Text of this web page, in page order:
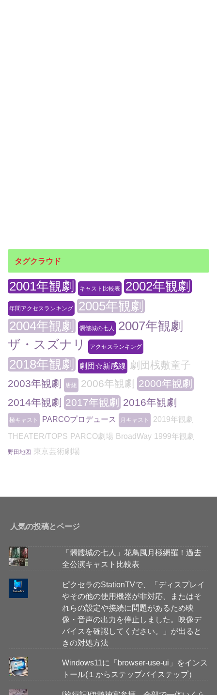
タグクラウド
2001年観劇 キャスト比較表 2002年観劇
年間アクセスランキング
2005年観劇
2004年観劇
髑髏城の七人
2007年観劇
ザ・スズナリ
アクセスランキング
2018年観劇 劇団☆新感線
劇団桟敷童子
2003年観劇
唐組 2006年観劇
2000年観劇
2014年観劇 2017年観劇 2016年観劇
極キャスト PARCOプロデュース 月キャスト 2019年観劇
THEATER/TOPS PARCO劇場 BroadWay 1999年観劇
野田地図 東京芸術劇場
人気の投稿とページ
「髑髏城の七人」花鳥風月極網羅！過去
全公演キャスト比較表
ピクセラのStationTVで、「ディスプレイ
やその他の使用機器が非対応、またはそ
れらの設定や接続に問題があるため映
像・音声の出力を停止しました。映像デ
バイスを確認してください。」が出ると
きの対処方法
Windows11に「browser-use-ui」をインス
トール(１からステップバイステップ）